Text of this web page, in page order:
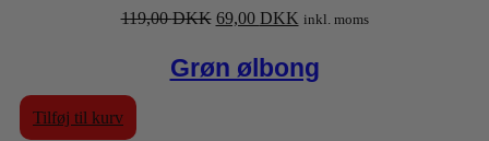
119,00DKK Den
var:
69,00 DKKDen
er:
inkl. moms
Grøn ølbong
Tilføj til kurv